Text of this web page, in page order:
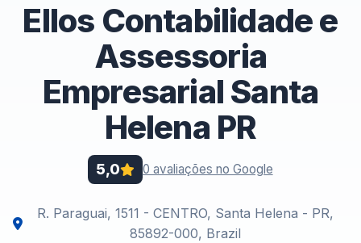
Ellos Contabilidade e
Assessoria
Empresarial Santa
Helena PR
5,0 0 avaliações no Google
R. Paraguai, 1511 - CENTRO, Santa Helena - PR,
85892-000, Brazil